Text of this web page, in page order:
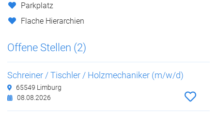
Parkplatz
Flache Hierarchien
Offene Stellen (2)
Schreiner / Tischler / Holzmechaniker (m/w/d)
65549 Limburg
08.08.2026